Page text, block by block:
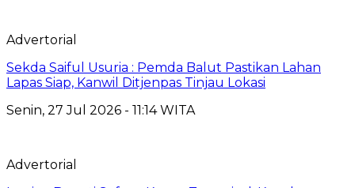
Advertorial
Sekda Saiful Usuria : Pemda Balut Pastikan Lahan
Lapas Siap, Kanwil Ditjenpas Tinjau Lokasi
Senin, 27 Jul 2026 - 11:14 WITA
Advertorial